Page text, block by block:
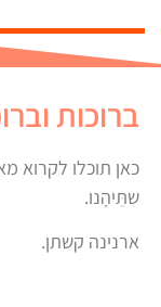
ברוכות
כאן תוכלו לקרוא
שתֵּיהָנו.
ארנינה קשתן.